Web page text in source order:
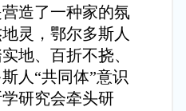
造了一种家的氛
灵，鄂尔多斯人
地、百折不挠、
人“共同体”意识
研究会牵头研